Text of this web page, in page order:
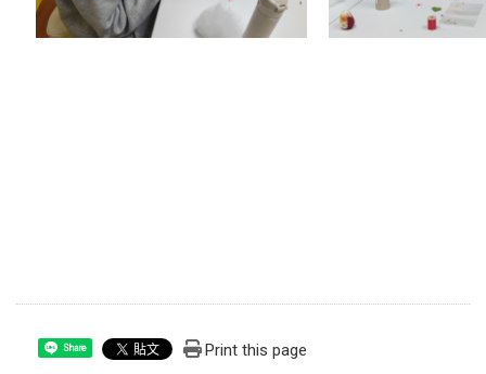
Share Print this page